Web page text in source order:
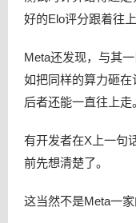
好的Elo评分跟着往
Meta还发现，与其
如把同样的算力砸在
后者还能一直往上走
有开发者在X上一句
前先想清楚了。
这当然不是Meta一家